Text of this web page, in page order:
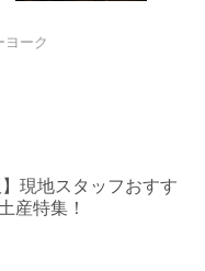
ヨーク
】現地スタッフおすす
産特集！